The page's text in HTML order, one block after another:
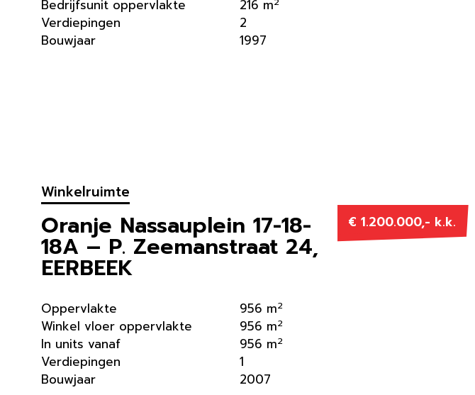
Bedrijfsunit oppervlakte
Verdiepingen
Bouwjaar
216 m
2
1997
Winkelruimte
Oranje Nassauplein 17-18-
18A – P. Zeemanstraat 24,
EERBEEK
Oppervlakte
Winkel vloer oppervlakte
In units vanaf
Verdiepingen
Bouwjaar
956 m2
956 m2
956 m2
1
2007
€ 1.200.000,- k.k.